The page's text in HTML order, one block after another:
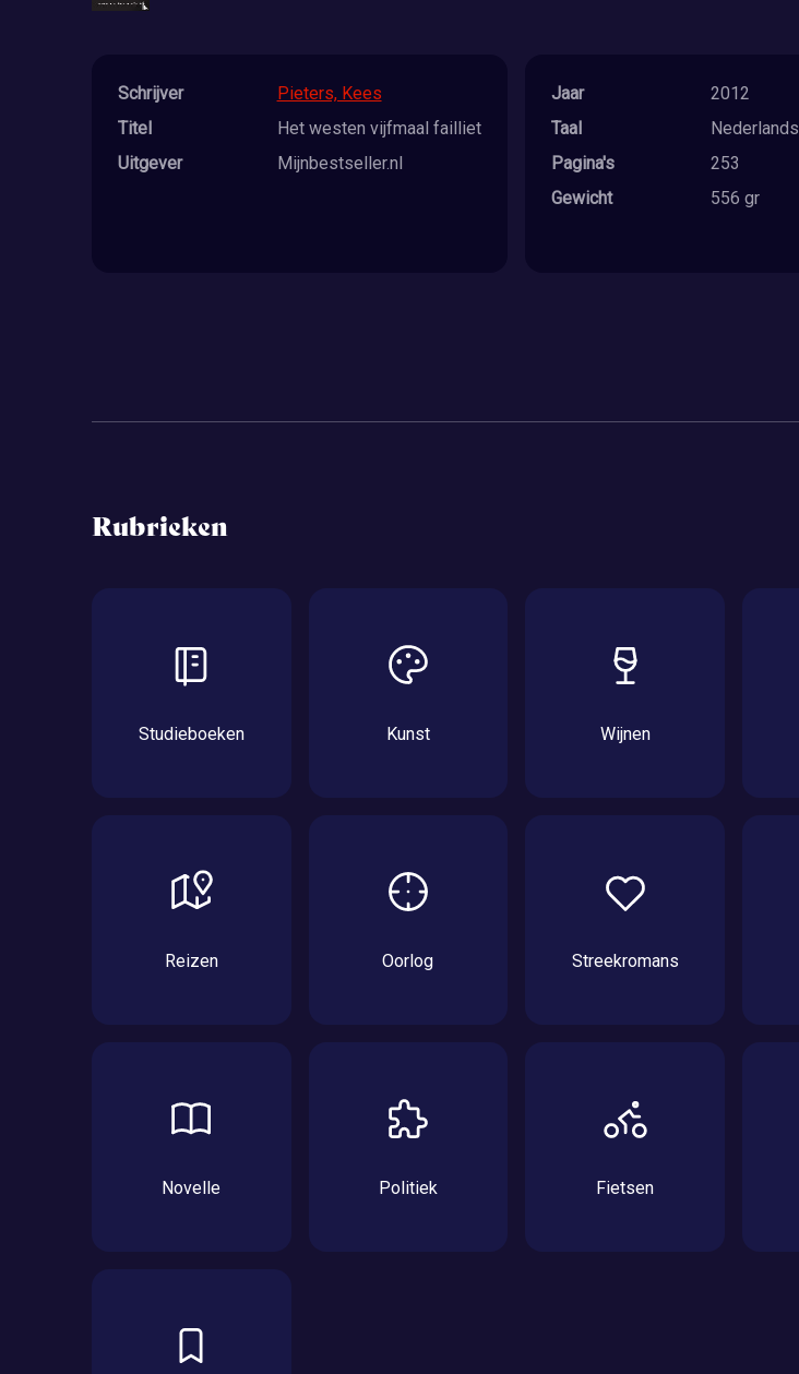
Schrijver
Pieters, Kees
Titel
Het westen vijfmaal failliet
Uitgever
Mijnbestseller.nl
Jaar
2012
Taal
Nederlands
Pagina's
253
Gewicht
556 gr
Rubrieken
Studieboeken Kunst Wijnen
Reizen Oorlog Streekromans
Novelle Politiek Fietsen